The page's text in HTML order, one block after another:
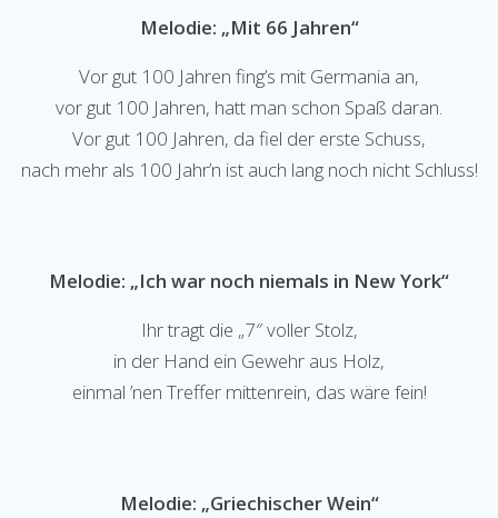
Melodie: „Mit 66 Jahren“
Vor gut 100 Jahren fing’s mit Germania an,
vor gut 100 Jahren, hatt man schon Spaß daran.
Vor gut 100 Jahren, da fiel der erste Schuss,
nach mehr als 100 Jahr’n ist auch lang noch nicht Schluss!
Melodie: „Ich war noch niemals in New York“
Ihr tragt die „7″ voller Stolz,
in der Hand ein Gewehr aus Holz,
einmal ’nen Treffer mittenrein, das wäre fein!
Melodie: „Griechischer Wein“